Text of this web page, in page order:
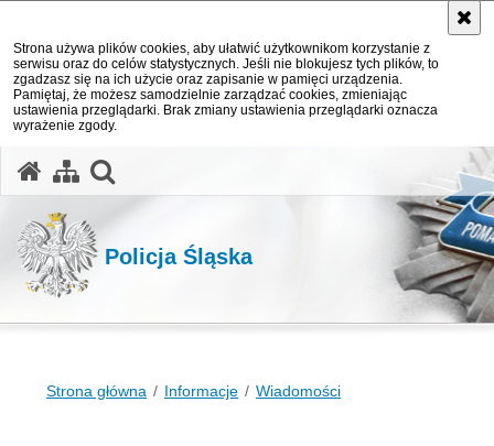
Strona używa plików cookies, aby ułatwić użytkownikom korzystanie z
serwisu oraz do celów statystycznych. Jeśli nie blokujesz tych plików, to
zgadzasz się na ich użycie oraz zapisanie w pamięci urządzenia.
Pamiętaj, że możesz samodzielnie zarządzać cookies, zmieniając
ustawienia przeglądarki. Brak zmiany ustawienia przeglądarki oznacza
wyrażenie zgody.
Policja Śląska
Strona główna Informacje Wiadomości